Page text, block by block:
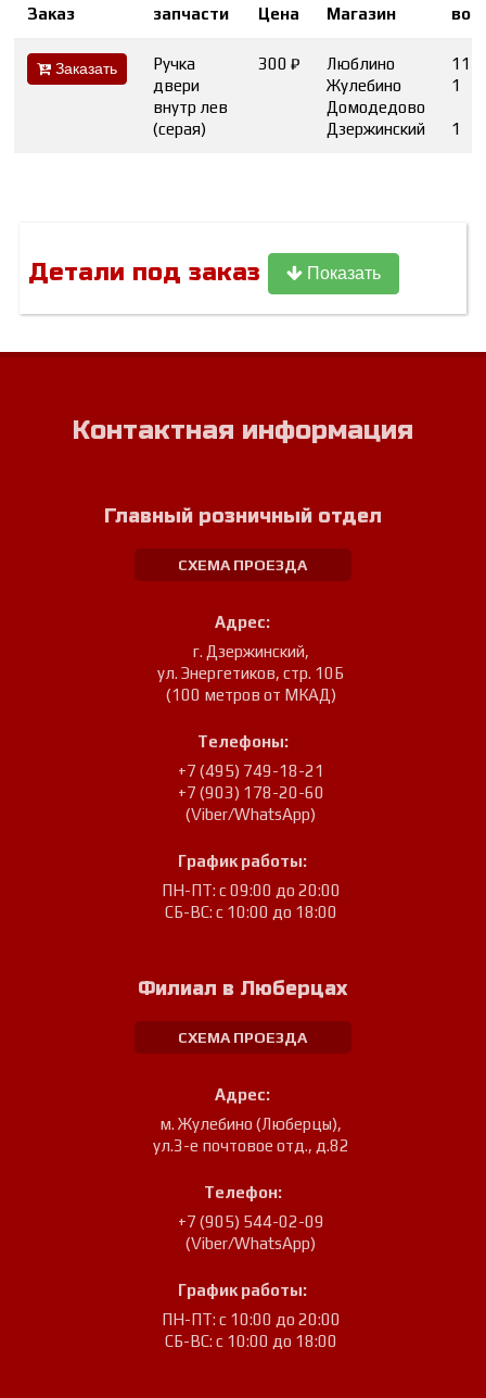
Заказ
запчасти
Цена Магазин
во
Заказать
Ручка
двери
внутр лев
(серая)
300 ₽
Люблино
Жулебино
Домодедово
Дзержинский
11
1
1
Детали под заказ Показать
Контактная информация
Главный розничный отдел
СХЕМА ПРОЕЗДА
Адрес:
г. Дзержинский,
ул. Энергетиков, стр. 10Б
(100 метров от МКАД)
Телефоны:
+7 (495) 749-18-21
+7 (903) 178-20-60
(Viber/WhatsApp)
График работы:
ПН-ПТ: с 09:00 до 20:00
СБ-ВС: с 10:00 до 18:00
Филиал в Люберцах
СХЕМА ПРОЕЗДА
Адрес:
м. Жулебино (Люберцы),
ул.3-е почтовое отд., д.82
Телефон:
+7 (905) 544-02-09
(Viber/WhatsApp)
График работы:
ПН-ПТ: с 10:00 до 20:00
СБ-ВС: с 10:00 до 18:00